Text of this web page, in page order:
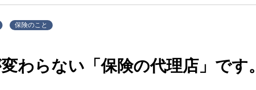
保険のこと
わらない「保険の代理店」です。